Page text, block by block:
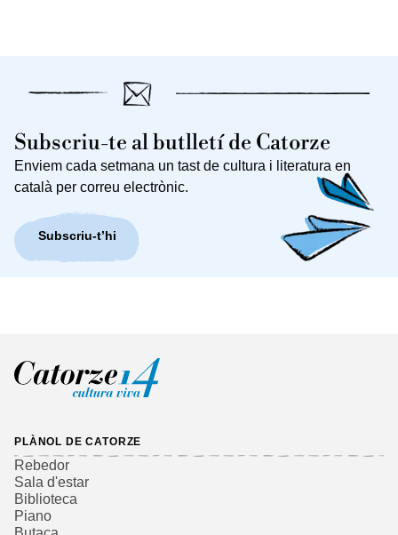
Subscriu-te al butlletí de Catorze
Enviem cada setmana un tast de cultura i literatura en
català per correu electrònic.
Subscriu-t’hi
PLÀNOL DE CATORZE
Rebedor
Sala d'estar
Biblioteca
Piano